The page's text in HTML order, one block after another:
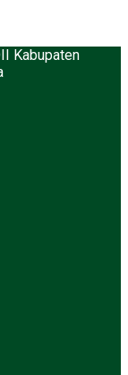
Kabupaten